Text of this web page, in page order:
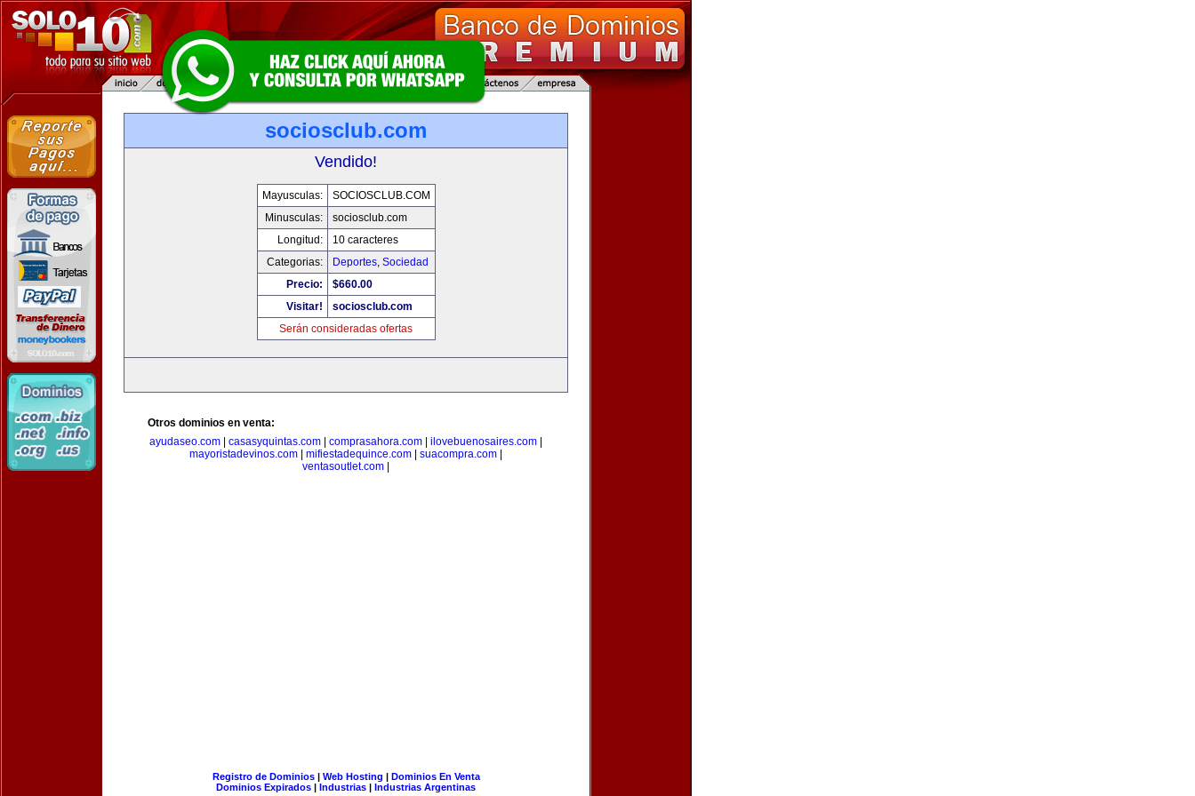
sociosclub.com
Vendido!
Mayusculas:
SOCIOSCLUB.COM
Minusculas:
sociosclub.com
Longitud:
10 caracteres
Categorias:
Deportes, Sociedad
Precio:
$660.00
Visitar!
sociosclub.com
Serán consideradas ofertas
Otros dominios en venta:
ayudaseo.com
casasyquintas.com comprasahora.com ilovebuenosaires.com
mayoristadevinos.com
mifiestadequince.com suacompra.com
ventasoutlet.com
Registro de Dominios| Web Hosting | Dominios En Venta
Dominios Expirados | Industrias | Industrias Argentinas